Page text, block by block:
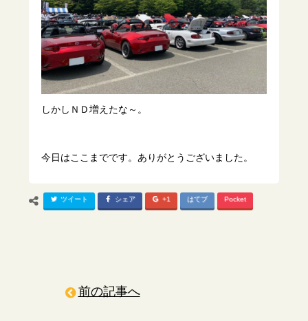
しかしＮＤ増えたな～。
今日はここまでです。ありがとうございました。
ツイート シェア +1 はてブ Pocket
前の記事へ